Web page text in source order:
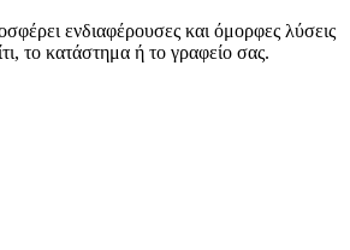
ενδιαφέρουσες και όμορφες λύσεις
το κατάστημα ή το γραφείο σας.